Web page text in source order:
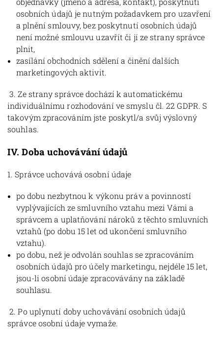
osobních údajů je nutným požadavkem pro uzavření
a plnění smlouvy, bez poskytnutí osobních údajů
není možné smlouvu uzavřít či jí ze strany správce
plnit,
zasílání obchodních sdělení a činění dalších
marketingových aktivit.
3. Ze strany správce dochází k automatickému
individuálnímu rozhodování ve smyslu čl. 22 GDPR. S
takovým zpracováním jste poskytl/a svůj výslovný
souhlas.
IV.Doba uchovávání údajů
1. Správce uchovává osobní údaje
po dobu nezbytnou k výkonu práv a povinností
vyplývajících ze smluvního vztahu mezi Vámi a
správcem a uplatňování nároků z těchto smluvních
vztahů (po dobu 15 let od ukončení smluvního
vztahu).
po dobu, než je odvolán souhlas se zpracováním
osobních údajů pro účely marketingu, nejdéle 15 let,
jsou-li osobní údaje zpracovávány na základě
souhlasu.
2. Po uplynutí doby uchovávání osobních údajů
správce osobní údaje vymaže.